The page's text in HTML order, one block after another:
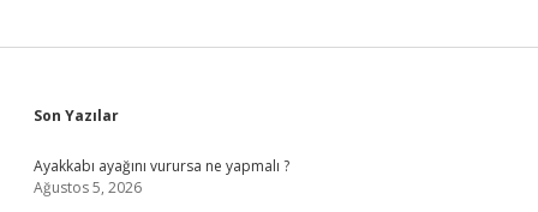
Sidebar
Son Yazılar
Ayakkabı ayağını vurursa ne yapmalı ?
Ağustos 5, 2026